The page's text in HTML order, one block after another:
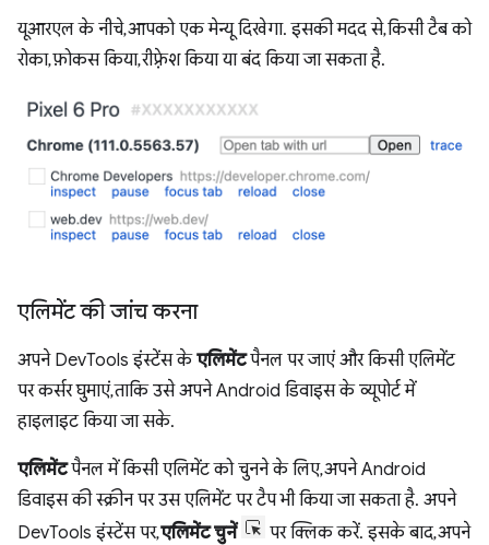
यूआरएल के नीचे, आपको एक मेन्यू दिखेगा. इसकी मदद से, किसी टैब को
रोका, फ़ोकस किया, रीफ़्रेश किया या बंद किया जा सकता है.
एलिमेंट की जांच करना
अपने DevTools इंस्टेंस केएलिमेंटपैनल पर जाएं और किसी एलिमेंट
पर कर्सर घुमाएं, ताकि उसे अपने Android डिवाइस के व्यूपोर्ट में
हाइलाइट किया जा सके.
एलिमेंटपैनल में किसी एलिमेंट को चुनने के लिए, अपने Android
डिवाइस की स्क्रीन पर उस एलिमेंट पर टैप भी किया जा सकता है. अपने
DevTools इंस्टेंस पर,एलिमेंट चुनें
पर क्लिक करें. इसके बाद, अपने